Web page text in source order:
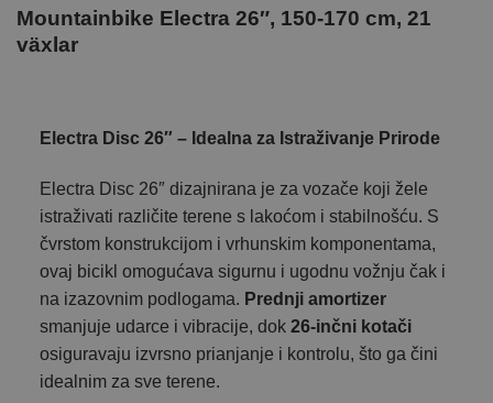
Mountainbike Electra 26″, 150-170 cm, 21
växlar
Electra Disc 26″ – Idealna za Istraživanje Prirode
Electra Disc 26″ dizajnirana je za vozače koji žele
istraživati različite terene s lakoćom i stabilnošću. S
čvrstom konstrukcijom i vrhunskim komponentama,
ovaj bicikl omogućava sigurnu i ugodnu vožnju čak i
na izazovnim podlogama. Prednji amortizer
smanjuje udarce i vibracije, dok 26-inčni kotači
osiguravaju izvrsno prianjanje i kontrolu, što ga čini
idealnim za sve terene.